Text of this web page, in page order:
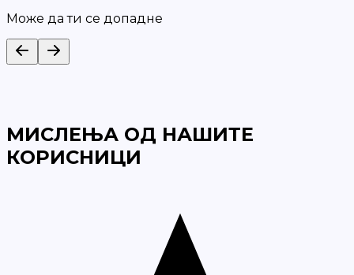
Може да ти се допадне
МИСЛЕЊА ОД НАШИТЕ
КОРИСНИЦИ